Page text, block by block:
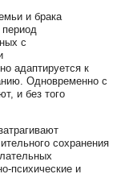
и брака
с
адаптируется к
Одновременно с
и без того
сохранения
психические и